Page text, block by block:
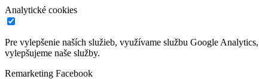
Analytické cookies
Pre vylepšenie naších služieb, využívame službu Google
vylepšujeme naše služby.
Remarketing Facebook